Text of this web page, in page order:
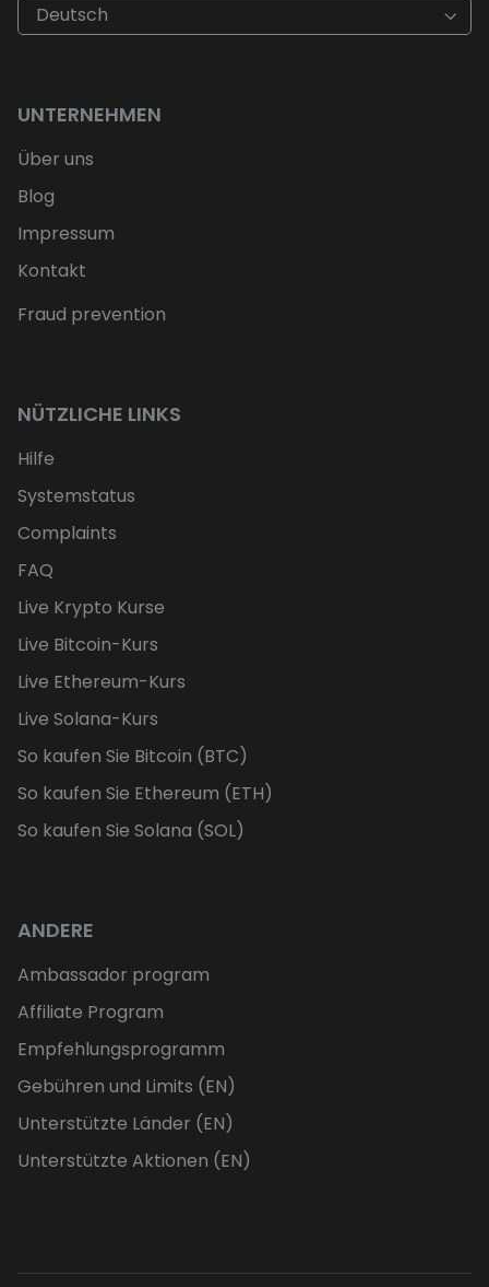
Deutsch
UNTERNEHMEN
Über uns
Blog
Impressum
Kontakt
Fraud prevention
NÜTZLICHE LINKS
Hilfe
Systemstatus
Complaints
FAQ
Live Krypto Kurse
Live Bitcoin-Kurs
Live Ethereum-Kurs
Live Solana-Kurs
So kaufen Sie Bitcoin (BTC)
So kaufen Sie Ethereum (ETH)
So kaufen Sie Solana (SOL)
ANDERE
Ambassador program
Affiliate Program
Empfehlungsprogramm
Gebühren und Limits (EN)
Unterstützte Länder (EN)
Unterstützte Aktionen (EN)